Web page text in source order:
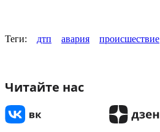
Теги: дтп авария происшествие
Читайте нас